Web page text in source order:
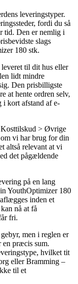
leveringstyper.
fordi du så
tid. Den er nemlig i
slags
180 stk.
til dit hus eller
lidt mindre
Den prisbilligste
at hente ordren selv,
i kort afstand af e-
Kosttilskud > Øvrige
vi har brug for din
altså relevant at vi
det pågældende
på en lang
YouthOptimizer 180
inden et
nå at få
fri.
men i reglen er
en præcis sum.
hvilket tit
eller Bramming –
til et